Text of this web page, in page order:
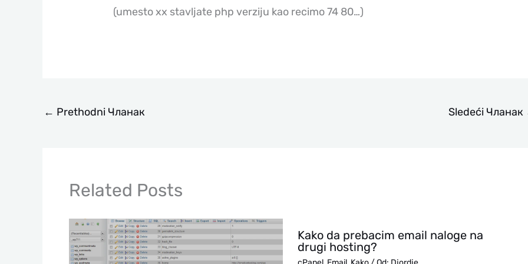
(umesto xx stavljate php verziju kao recimo 74 80…)
← Prethodni Чланак Sledeći Чланак
Related Posts
Kako da prebacim email naloge na
drugi hosting?